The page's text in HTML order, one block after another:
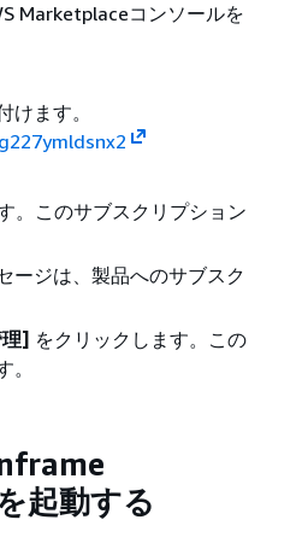
Marketplaceコンソールを
ます。
。このサブスクリプション
ージは、製品へのサブスク
] をクリックします。この
起動する